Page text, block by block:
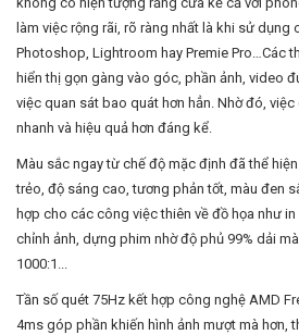
làm việc rộng rãi, rõ ràng nhất là khi sử dụng
Photoshop, Lightroom hay Premie Pro…Các
hiển thị gọn gàng vào góc, phần ảnh, video
việc quan sát bao quát hơn hẳn. Nhờ đó,
nhanh và hiệu quả hơn đáng kể.
Màu sắc ngay từ chế độ mặc định đã thể
trẻo, độ sáng cao, tương phản tốt, màu đen
hợp cho các công việc thiên về đồ họa như
chỉnh ảnh, dựng phim nhờ độ phủ 99% dải
1000:1...
Tần số quét 75Hz kết hợp công nghệ AMD
4ms góp phần khiến hình ảnh mượt mà hơn,